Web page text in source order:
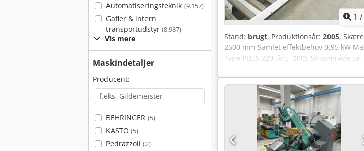
Automatiseringsteknik (9.157)
Gafler & intern
transportudstyr (8.987)
Vis mere
Maskindetaljer
Producent:
BEHRINGER (5)
KASTO (5)
Pedrazzoli (2)
1 /
Stand: brugt, Produktionsår: 2005,
2500 mm Samlet effektbehov 0,95 kW
Type PLUS 220, årg. 2005 Snitområde
materialelængdestop på 2.500 mm og
fremføring 16-32 m/min Skruestik